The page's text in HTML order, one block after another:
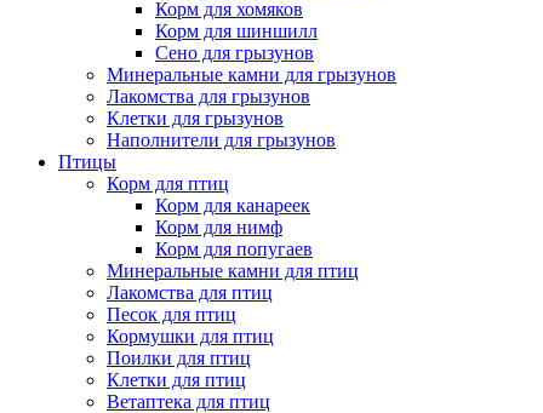
Корм для хомяков
Корм для шиншилл
Сено для грызунов
Минеральные камни для грызунов
Лакомства для грызунов
Клетки для грызунов
Наполнители для грызунов
Птицы
Корм для птиц
Корм для канареек
Корм для нимф
Корм для попугаев
Минеральные камни для птиц
Лакомства для птиц
Песок для птиц
Кормушки для птиц
Поилки для птиц
Клетки для птиц
Ветаптека для птиц